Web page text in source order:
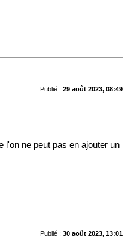
Publié : 29 août 2023, 08:49
l'on ne peut pas en ajouter un
Publié : 30 août 2023, 13:01